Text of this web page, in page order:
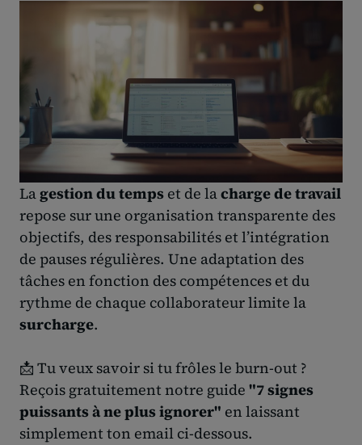
Lagestion du temps et de lacharge de travail
repose sur une organisation transparente des
objectifs, des responsabilités et l’intégration
de pauses régulières. Une adaptation des
tâches en fonction des compétences et du
rythme de chaque collaborateur limite la
surcharge.
📩 Tu veux savoir si tu frôles le burn-out ?
Reçois gratuitement notre guide "7 signes
puissants à ne plus ignorer" en laissant
simplement ton email ci-dessous.